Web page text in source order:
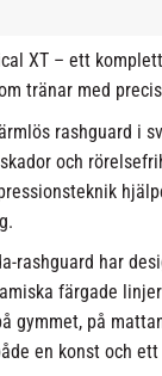
XT – ett
tränar med
rashguard i
och
rashguard har
färgade
gymmet, på
en konst och ett